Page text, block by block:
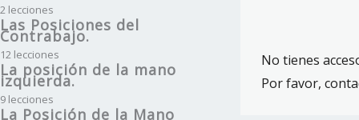
1. Afinación del Contrabajo.
2. Afinación por armónicos
del contrabajo.
2 lecciones
Las Posiciones del
Contrabajo.
3. Introducción y Posición Media.
4. Primera posición. (I.)
12 lecciones
La posición de la mano
izquierda.
15. La posición de la mano izquierda.
9 lecciones
La Posición de la Mano
No tienes
Por favor,